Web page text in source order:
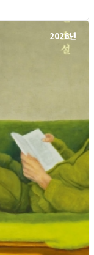
2026년